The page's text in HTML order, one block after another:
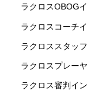
ラクロスOBOG
ラクロスコーチ
ラクロススタッ
ラクロスプレー
ラクロス審判イ